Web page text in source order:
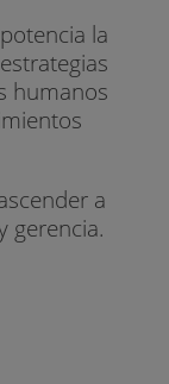
la
humanos
a
gerencia.